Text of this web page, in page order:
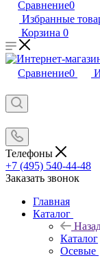
Сравнение0
Избранные
Корзина 0
Сравнение0
Телефоны
+7 (495) 540-44-48
Заказать звонок
Главная
Каталог
Каталог
Осевые